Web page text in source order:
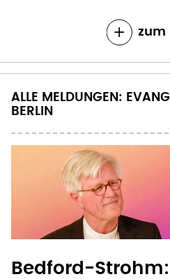
zum
ALLE MELDUNGEN:
BERLIN
Bedford-